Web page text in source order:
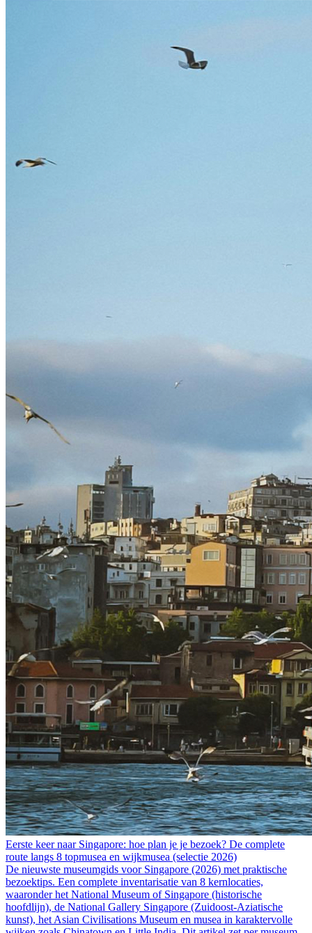
Eerste keer naar Singapore: hoe plan je je bezoek? De complete
route langs 8 topmusea en wijkmusea (selectie 2026)
De nieuwste museumgids voor Singapore (2026) met praktische
bezoektips. Een complete inventarisatie van 8 kernlocaties,
waaronder het National Museum of Singapore (historische
hoofdlijn), de National Gallery Singapore (Zuidoost-Aziatische
kunst), het Asian Civilisations Museum en musea in karaktervolle